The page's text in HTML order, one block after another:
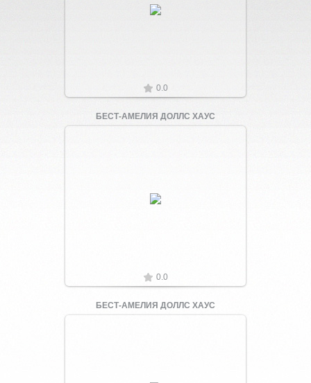
Увеличить
0.0
БЕСТ-АМЕЛИЯ ДОЛЛС ХАУС
Увеличить
0.0
БЕСТ-АМЕЛИЯ ДОЛЛС ХАУС